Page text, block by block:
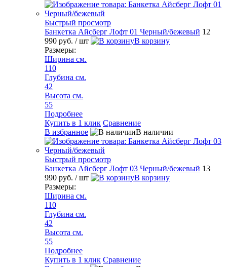
Быстрый просмотр
Банкетка Айсберг Лофт 01 Черный/бежевый 12
990 руб. / шт
В корзину
Размеры:
Ширина см.
110
Глубина см.
42
Высота см.
55
Подробнее
Купить в 1 клик Сравнение
В избранное
В наличии
Быстрый просмотр
Банкетка Айсберг Лофт 03 Черный/бежевый 13
990 руб. / шт
В корзину
Размеры:
Ширина см.
110
Глубина см.
42
Высота см.
55
Подробнее
Купить в 1 клик Сравнение